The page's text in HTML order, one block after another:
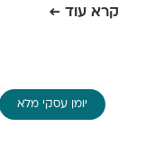
קרא עוד ←
יומן עסקי מלא